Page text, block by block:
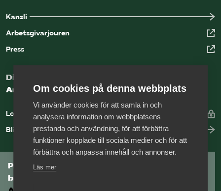
Logga in på Arbetsgivarguiden
Kansli
Arbetsgivarjouren
Press
Digital kunskapsbank för arbetsgivare
Arbetsgivarguiden
Logga in
Bli medlem
Prenumerera på Tågföretagens
branschnyhetsbrev
Om cookies på denna webbplats
Vi använder cookies för att samla in och
analysera information om webbplatsens
prestanda och användning, för att förbättra
funktioner kopplade till sociala medier och för att
förbättra och anpassa innehåll och annonser.
Läs mer